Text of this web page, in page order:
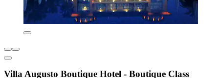
Villa Augusto Boutique Hotel - Boutique Class